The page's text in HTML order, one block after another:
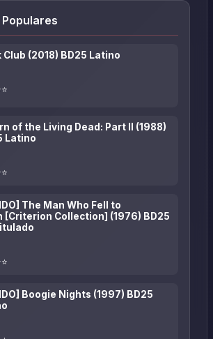
Club (2018) BD25 Latino
of the Living Dead: Part II (1988)
Latino
The Man Who Fell to
[Criterion Collection] (1976) BD25
Boogie Nights (1997) BD25